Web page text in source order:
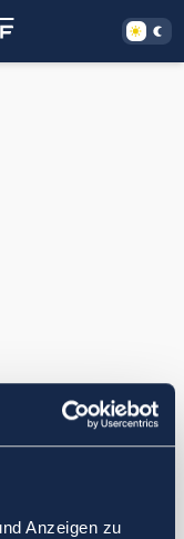
Anzeigen zu